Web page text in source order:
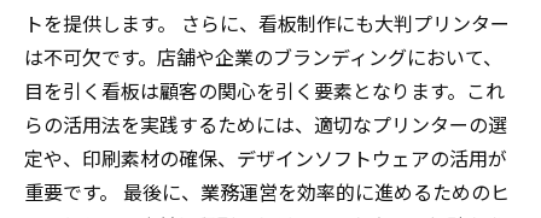
トを提供します。 さらに、看板制作にも大判プリンター
は不可欠です。店舗や企業のブランディングにおいて、
目を引く看板は顧客の関心を引く要素となります。これ
らの活用法を実践するためには、適切なプリンターの選
定や、印刷素材の確保、デザインソフトウェアの活用が
重要です。 最後に、業務運営を効率的に進めるためのヒ